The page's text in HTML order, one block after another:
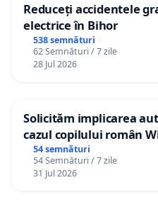
Reduceți accidentele
electrice în Bihor
538 semnături
62 Semnături / 7 zile
28 Jul 2026
Solicităm implicarea
cazul copilului român
Gheorghe, aflat în
12 ani
54 semnături
54 Semnături / 7 zile
31 Jul 2026